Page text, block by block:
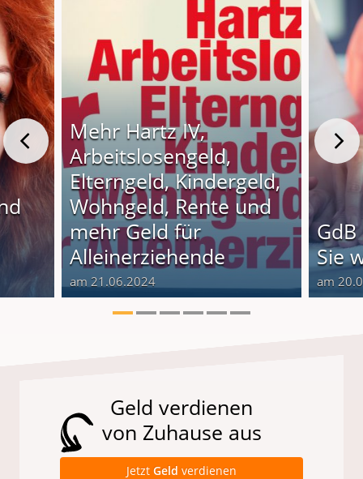
Mehr Hartz IV,
Arbeitslosengeld,
Elterngeld, Kindergeld,
Wohngeld, Rente und
mehr Geld für
Alleinerziehende
am 21.06.2024
Sie
am
Geld verdienen
von Zuhause aus
Jetzt Geld verdienen